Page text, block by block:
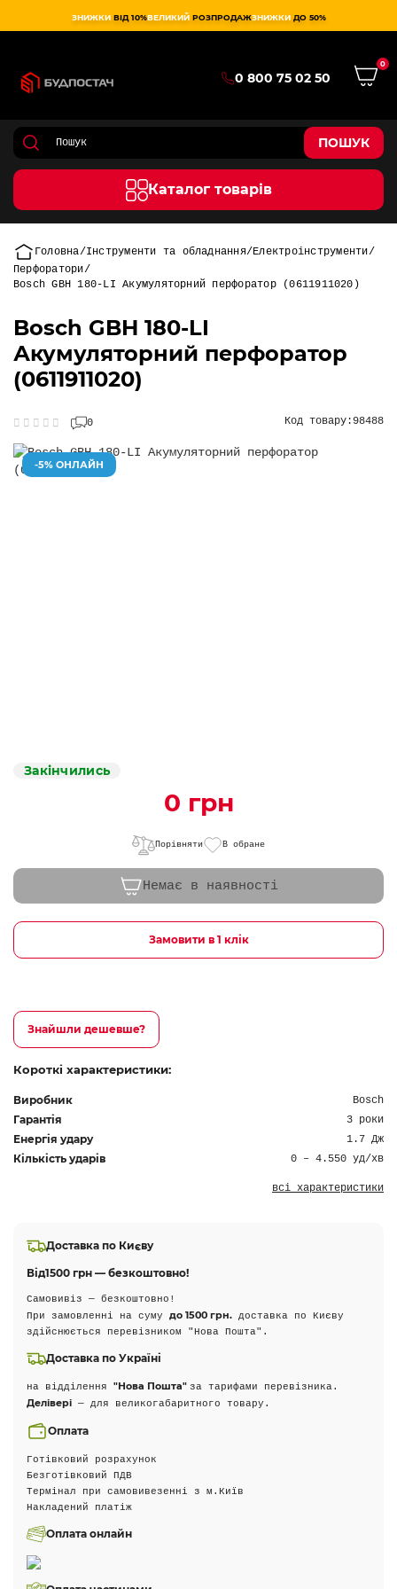
ЗНИЖКИ ВІД 10%ВЕЛИКИЙ РОЗПРОДАЖЗНИЖКИ ДО 50%
0 800 75 02 50
0
ПОШУК
Каталог товарів
Головна Інструменти та обладнання
Електроінструменти
Перфоратори
Bosch GBH 180-LI Акумуляторний перфоратор (0611911020)
Bosch GBH 180-LI
Акумуляторний перфоратор
(0611911020)
0 Код товару:98488
-5% ОНЛАЙН
Закінчились
0 грн
Порівняти В обране
Немає в наявності
Замовити в 1 клік
Знайшли дешевше?
Короткі характеристики:
Виробник Bosch
Гарантія 3 роки
Енергія удару 1.7 Дж
Кількість ударів 0 – 4.550 уд/хв
всі характеристики
Доставка по Києву
Від1500 грн — безкоштовно!
Самовивіз — безкоштовно!
При замовленні на суму до 1500 грн. доставка по Києву
здійснюється перевізником "Нова Пошта".
Доставка по Україні
на відділення "Нова Пошта" за тарифами перевізника.
Делівері — для великогабаритного товару.
Оплата
Готівковий розрахунок
Безготівковий ПДВ
Термінал при самовивезенні з м.Київ
Накладений платіж
Оплата онлайн